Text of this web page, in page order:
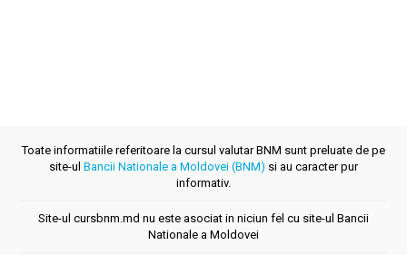
Toate informatiile referitoare la cursul valutar BNM sunt preluate de pe
site-ul Bancii Nationale a Moldovei (BNM) si au caracter pur
informativ.
Site-ul cursbnm.md nu este asociat in niciun fel cu site-ul Bancii
Nationale a Moldovei